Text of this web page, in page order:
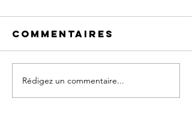
Article pour
la revue le
Commentaires
Rédigez un commentaire...